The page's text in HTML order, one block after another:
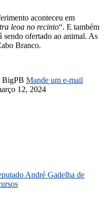
aconteceu em
leoa no recinto“. E também
sendo ofertado ao animal. As
Branco.
BigPB Mande um e-mail
12, 2024
André Gadelha de